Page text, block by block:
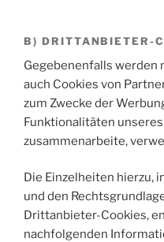
B) DRITTANBIETER-
Gegebenenfalls
auch Cookies von
zum Zwecke der
Funktionalitäten
zusammenarbeite,
Die Einzelheiten hierzu,
und den
Drittanbieter-Cookies,
nachfolgenden